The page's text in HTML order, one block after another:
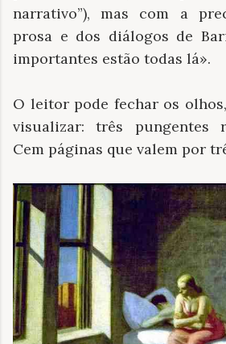
narrativo”), mas com a
prosa e dos diálogos de
importantes estão todas lá».
O leitor pode fechar os
visualizar: três pungentes
Cem páginas que valem por